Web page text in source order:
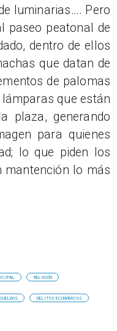
luminarias…. Pero
paseo peatonal de
dentro de ellos
que datan de
de palomas
que están
plaza, generando
para quienes
lo que piden los
mantención lo más
RELIGIÓN
DELITOS ECONÓMICOS